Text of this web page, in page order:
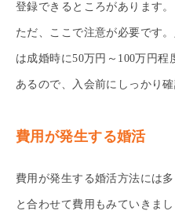
登録できるところがあります。
ただ、ここで注意が必要です
は成婚時に50万円～100万円
あるので、入会前にしっかり
費用が発生する婚活
費用が発生する婚活方法には
と合わせて費用もみていきまし